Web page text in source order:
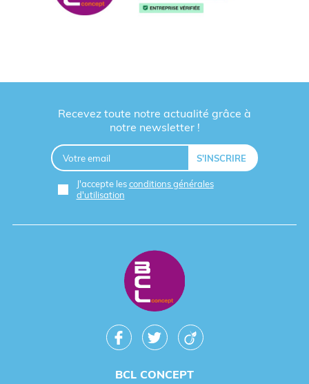
Recevez toute notre actualité grâce à
notre newsletter !
J'accepte lesconditions générales
d'utilisation
BCL CONCEPT